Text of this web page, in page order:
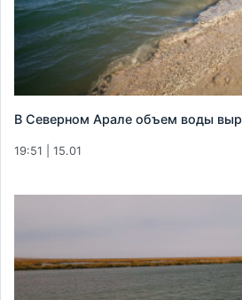
В Северном Арале объем воды
19:51 | 15.01